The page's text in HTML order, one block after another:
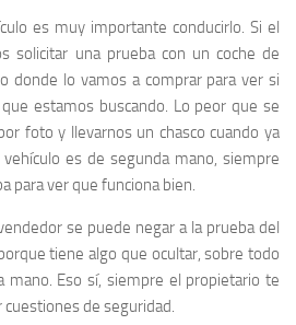
es muy importante conducirlo. Si el
solicitar una prueba con un coche de
donde lo vamos a comprar para ver si
estamos buscando. Lo peor que se
foto y llevarnos un chasco cuando ya
es de segunda mano, siempre
para ver que funciona bien.
se puede negar a la prueba del
tiene algo que ocultar, sobre todo
mano. Eso sí, siempre el propietario te
de seguridad.